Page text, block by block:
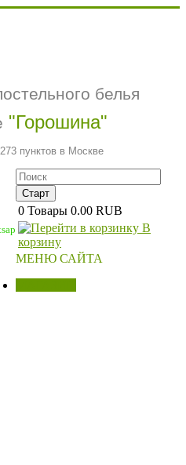
белья
"Горошина"
пунктов в Москве
0 Товары 0.00 RUB
В
корзину
МЕНЮ САЙТА